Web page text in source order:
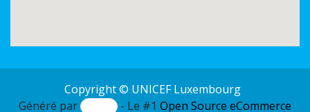
Copyright © UNICEF Luxembourg
Généré par
- Le #1Open Source eCommerce